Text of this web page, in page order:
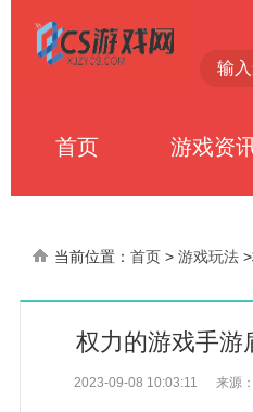
首页 游戏资
当前位置： 首页 > 游戏玩法 >
权力的游戏手游
2023-09-08 10:03:11 来源